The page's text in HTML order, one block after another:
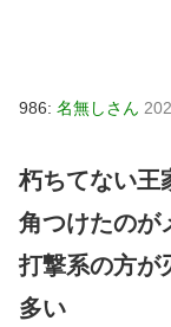
986: 名無しさん
朽ちてない王
角つけたのが
打撃系の方が
多い